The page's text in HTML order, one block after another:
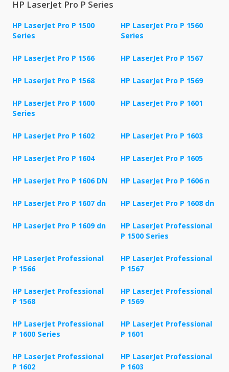
HP LaserJet Pro P Series
HP LaserJet Pro P 1500
Series
HP LaserJet Pro P 1560
Series
HP LaserJet Pro P 1566 HP LaserJet Pro P 1567
HP LaserJet Pro P 1568 HP LaserJet Pro P 1569
HP LaserJet Pro P 1600
Series
HP LaserJet Pro P 1601
HP LaserJet Pro P 1602 HP LaserJet Pro P 1603
HP LaserJet Pro P 1604 HP LaserJet Pro P 1605
HP LaserJet Pro P 1606 DN HP LaserJet Pro P 1606 n
HP LaserJet Pro P 1607 dn HP LaserJet Pro P 1608 dn
HP LaserJet Pro P 1609 dn
HP LaserJet Professional
P 1500 Series
HP LaserJet Professional
P 1566
HP LaserJet Professional
P 1567
HP LaserJet Professional
P 1568
HP LaserJet Professional
P 1569
HP LaserJet Professional
P 1600 Series
HP LaserJet Professional
P 1601
HP LaserJet Professional
P 1602
HP LaserJet Professional
P 1603